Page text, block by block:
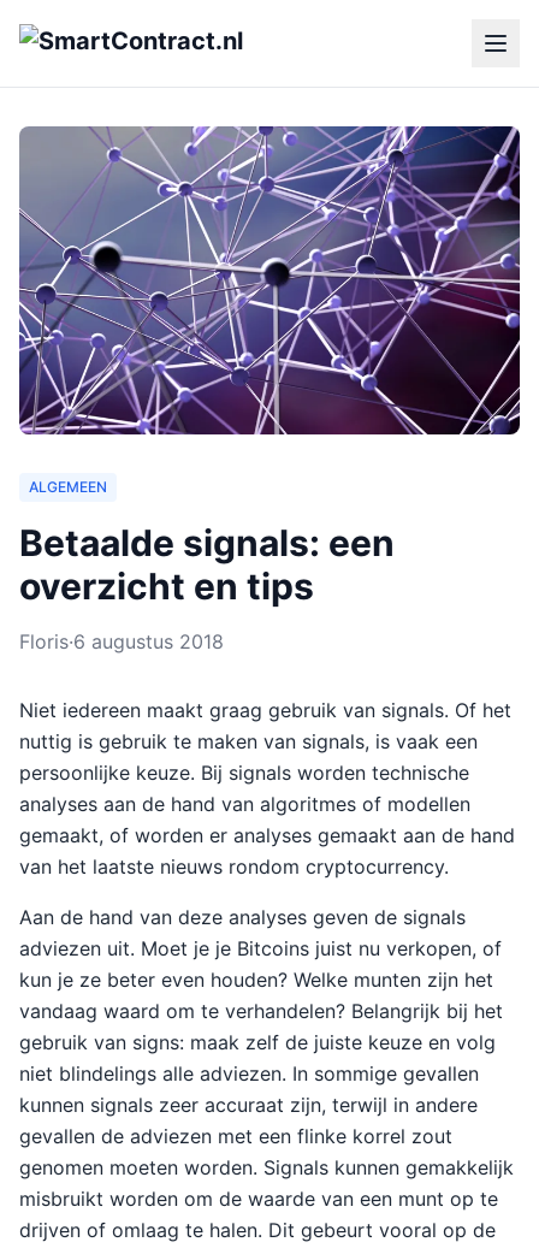
ALGEMEEN
Betaalde signals: een
overzicht en tips
Floris·6 augustus 2018
Niet iedereen maakt graag gebruik van signals. Of het
nuttig is gebruik te maken van signals, is vaak een
persoonlijke keuze. Bij signals worden technische
analyses aan de hand van algoritmes of modellen
gemaakt, of worden er analyses gemaakt aan de hand
van het laatste nieuws rondom cryptocurrency.
Aan de hand van deze analyses geven de signals
adviezen uit. Moet je je Bitcoins juist nu verkopen, of
kun je ze beter even houden? Welke munten zijn het
vandaag waard om te verhandelen? Belangrijk bij het
gebruik van signs: maak zelf de juiste keuze en volg
niet blindelings alle adviezen. In sommige gevallen
kunnen signals zeer accuraat zijn, terwijl in andere
gevallen de adviezen met een flinke korrel zout
genomen moeten worden. Signals kunnen gemakkelijk
misbruikt worden om de waarde van een munt op te
drijven of omlaag te halen. Dit gebeurt vooral op de